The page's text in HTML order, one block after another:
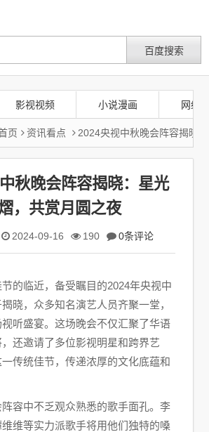
影视视频 小说漫画 网络
页 资讯看点 2024央视中秋晚会阵容揭晓
秋晚会阵容揭晓：星光
，共赏月圆之夜
2024-09-16 190 0条评论
的临近，备受瞩目的2024年央视中
晓，众多知名演艺人员齐聚一堂，
听盛宴。这场晚会不仅汇聚了华语
还邀请了多位影视明星和跨界艺
传统佳节，传递浓厚的文化底蕴和
容中不乏观众熟悉的歌手面孔。李
维等实力派歌手将用他们独特的嗓